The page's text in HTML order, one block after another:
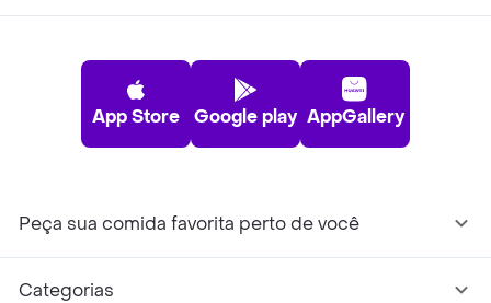
App Store Google play AppGallery
Peça sua comida favorita perto de você
Categorias